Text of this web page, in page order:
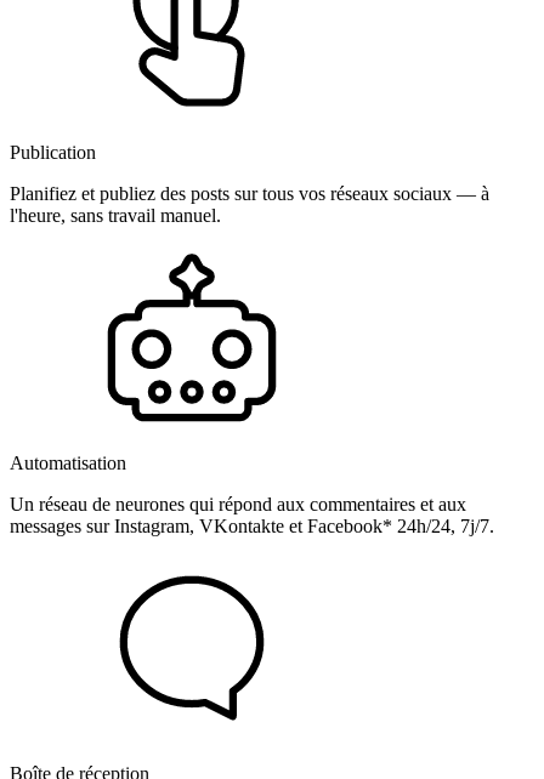
Publication
Planifiez et publiez des posts sur tous vos réseaux sociaux — à
l'heure, sans travail manuel.
Automatisation
Un réseau de neurones qui répond aux commentaires et aux
messages sur Instagram, VKontakte et Facebook* 24h/24, 7j/7.
Boîte de réception